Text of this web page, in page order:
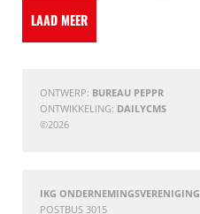
LAAD MEER
ONTWERP: BUREAU PEPPR
ONTWIKKELING: DAILYCMS
©2026
IKG ONDERNEMINGSVERENIGING
POSTBUS 3015